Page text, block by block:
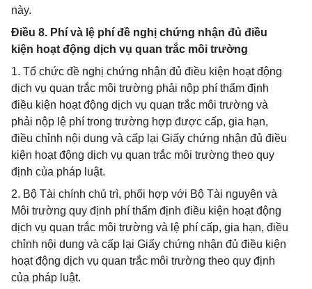
này.
Điều 8. Phí và lệ phí đề nghị chứng nhận đủ điều
kiện hoạt động dịch vụ quan trắc môi trường
1. Tổ chức đề nghị chứng nhận đủ điều kiện hoạt động
dịch vụ quan trắc môi trường phải nộp phí thẩm định
điều kiện hoạt động dịch vụ quan trắc môi trường và
phải nộp lệ phí trong trường hợp được cấp, gia hạn,
điều chỉnh nội dung và cấp lại Giấy chứng nhận đủ điều
kiện hoạt động dịch vụ quan trắc môi trường theo quy
định của pháp luật.
2. Bộ Tài chính chủ trì, phối hợp với Bộ Tài nguyên và
Môi trường quy định phí thẩm định điều kiện hoạt động
dịch vụ quan trắc môi trường và lệ phí cấp, gia hạn, điều
chỉnh nội dung và cấp lại Giấy chứng nhận đủ điều kiện
hoạt động dịch vụ quan trắc môi trường theo quy định
của pháp luật.